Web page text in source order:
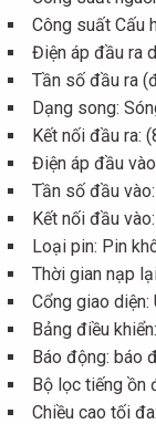
Công suất Cấu
Điện áp đầu ra
Tần số đầu ra
Dạng song:
Kết nối đầu ra:
Điện áp đầu
Tần số đầu
Kết nối đầu
Loại pin: Pin
Thời gian nạp
Cổng giao diện:
Bảng điều
Báo động: báo
Bộ lọc tiếng ồn
Chiều cao tối